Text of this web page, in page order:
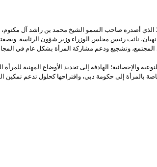
تم تأسيس مؤسسة دبي للمرأة في عام 2006 بموجب المرسوم رقم 24 الذي أصدره
نائب رئيس مجلس الوزراء وزير شؤون الرئاسة.
وتشجيع ودعم مشاركة المرأة بشكل عام في
والإحصائية؛ الهادفة إلى تحديد الأوضاع المهنية
بالمرأة إلى حكومة دبي، واقتراحها كحلول تدعم تمكين